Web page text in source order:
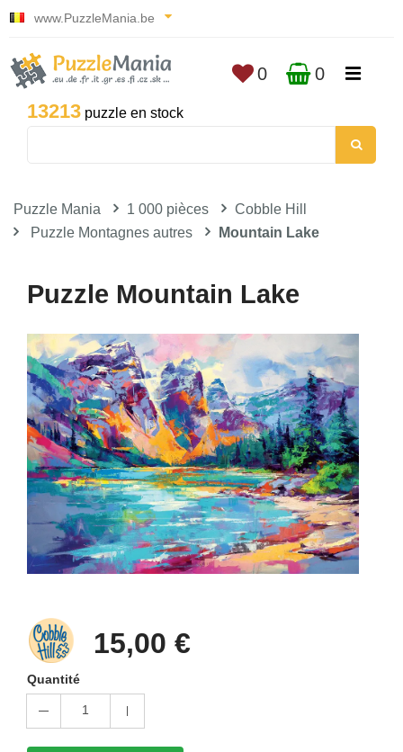
www.PuzzleMania.be
13213 puzzle en stock
0 0
Puzzle Mania 1 000 pièces
Cobble Hill
Puzzle Montagnes autres
Mountain Lake
Puzzle Mountain Lake
15,00 €
Quantité
1